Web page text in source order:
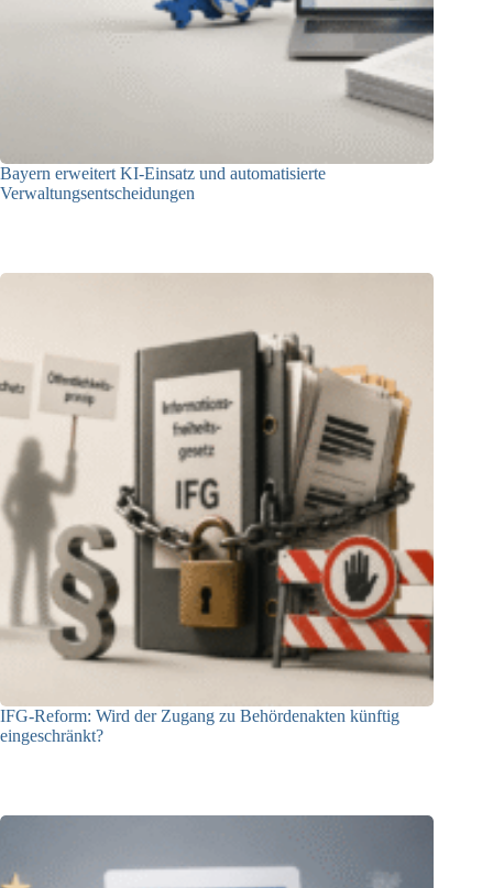
Bayern erweitert KI-Einsatz und automatisierte
Verwaltungsentscheidungen
IFG-Reform: Wird der Zugang zu Behördenakten künftig
eingeschränkt?